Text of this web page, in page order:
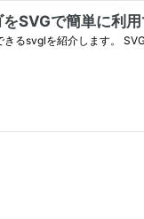
をSVGで簡単に利
るsvglを紹介します。